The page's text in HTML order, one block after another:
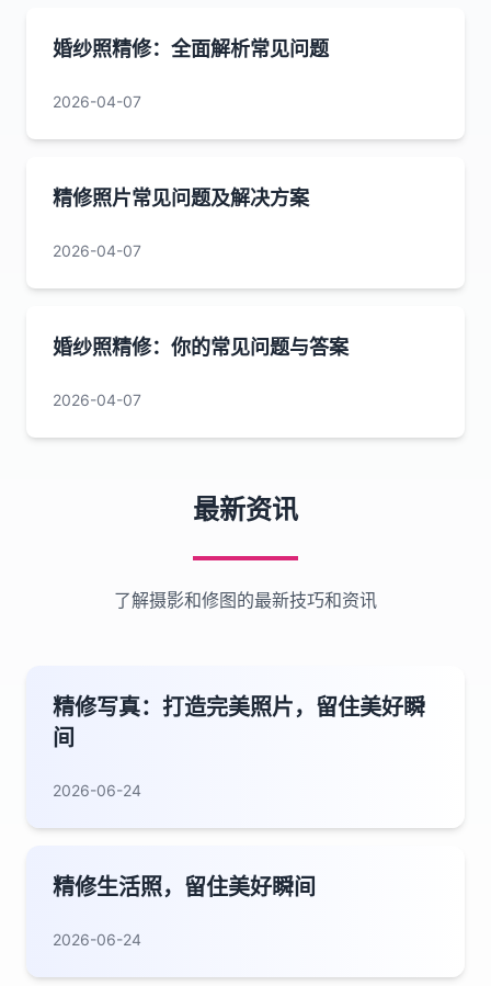
婚纱照精修：全面解析常见问题
2026-04-07
精修照片常见问题及解决方案
2026-04-07
婚纱照精修：你的常见问题与答案
2026-04-07
最新资讯
了解摄影和修图的最新技巧和资讯
精修写真：打造完美照片，留住美好瞬
间
2026-06-24
精修生活照，留住美好瞬间
2026-06-24